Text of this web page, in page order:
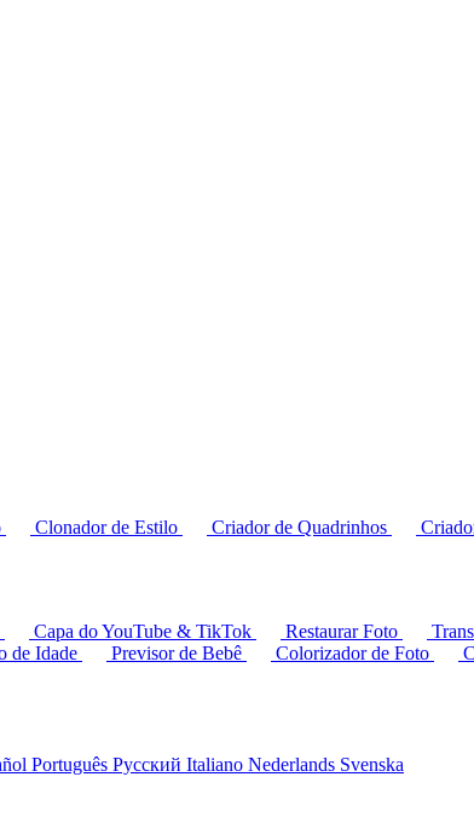
Clonador de Estilo Criador de Quadrinhos
Capa do YouTube & TikTok Restaurar Foto
de Idade Previsor de Bebê Colorizador de Foto
Português Русский Italiano Nederlands Svenska